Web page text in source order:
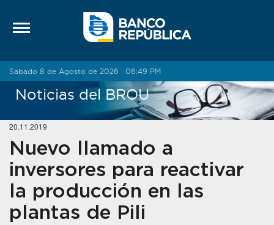
Sabado 8 de Agosto de 2026 · 06:49 PM
Noticias del BROU
20.11.2019
Nuevo llamado a
inversores para reactivar
la producción en las
plantas de Pili